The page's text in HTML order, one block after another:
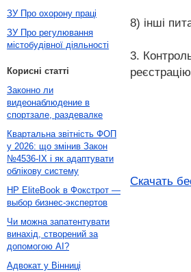
8) інші
3.
Скачать
ЗУ Про охорону праці
ЗУ Про регулювання
містобудівної діяльності
Корисні статті
Законно ли
видеонаблюдение в
спортзале, раздевалке
Квартальна звітність ФОП
у 2026: що змінив Закон
№4536-IX і як адаптувати
облікову систему
HP EliteBook в Фокстрот —
выбор бизнес-экспертов
Чи можна запатентувати
винахід, створений за
допомогою AI?
Адвокат у Вінниці